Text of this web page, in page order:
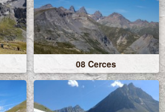
08 Cerces